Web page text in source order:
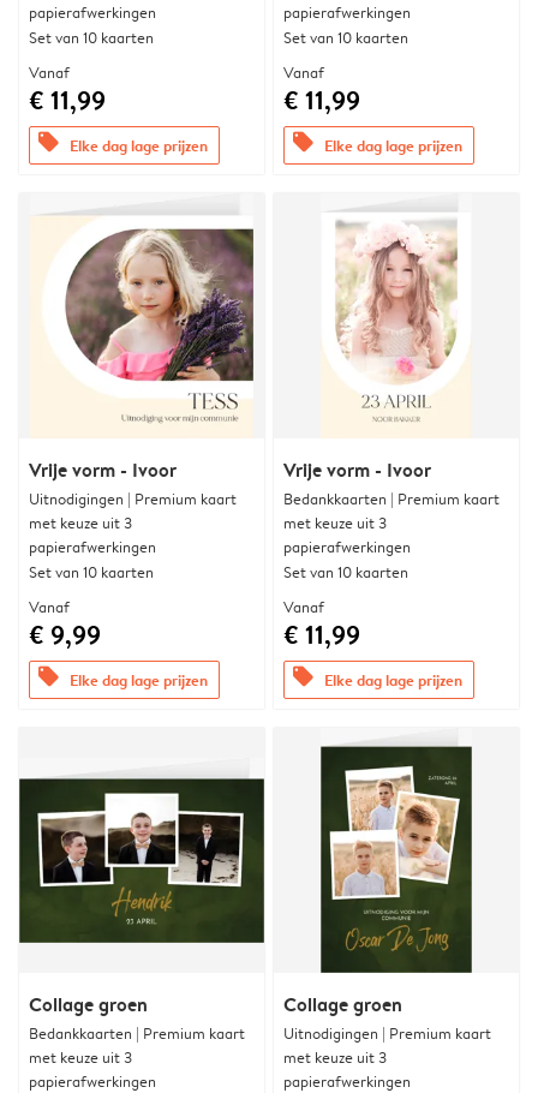
papierafwerkingen
Set van 10 kaarten
Vanaf
€ 11,99
offers Elke dag lage prijzen
papierafwerkingen
Set van 10 kaarten
Vanaf
€ 11,99
offers Elke dag lage prijzen
Vrije vorm - Ivoor
Uitnodigingen | Premium kaart
met keuze uit 3
papierafwerkingen
Set van 10 kaarten
Vanaf
€ 9,99
offers Elke dag lage prijzen
Vrije vorm - Ivoor
Bedankkaarten | Premium kaart
met keuze uit 3
papierafwerkingen
Set van 10 kaarten
Vanaf
€ 11,99
offers Elke dag lage prijzen
Collage groen
Bedankkaarten | Premium kaart
met keuze uit 3
papierafwerkingen
Collage groen
Uitnodigingen | Premium kaart
met keuze uit 3
papierafwerkingen